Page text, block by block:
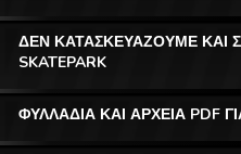
ΔΕΝ ΚΑΤΑΣΚΕΥΑΖΟΥΜΕ ΚΑΙ
SKATEPARK
ΦΥΛΛΑΔΙΑ ΚΑΙ ΑΡΧΕΙΑ PDF